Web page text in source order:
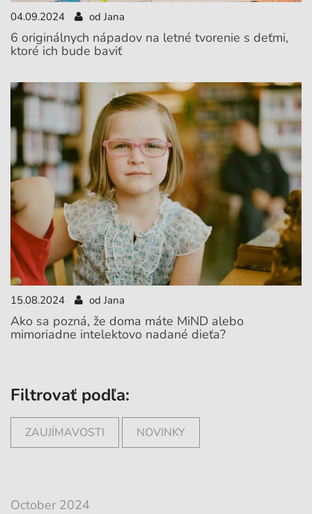
04.09.2024 od Jana
6 originálnych nápadov na letné tvorenie s deťmi,
ktoré ich bude baviť
15.08.2024 od Jana
Ako sa pozná, že doma máte MiND alebo
mimoriadne intelektovo nadané dieťa?
Filtrovať podľa:
ZAUJÍMAVOSTI NOVINKY
October 2024